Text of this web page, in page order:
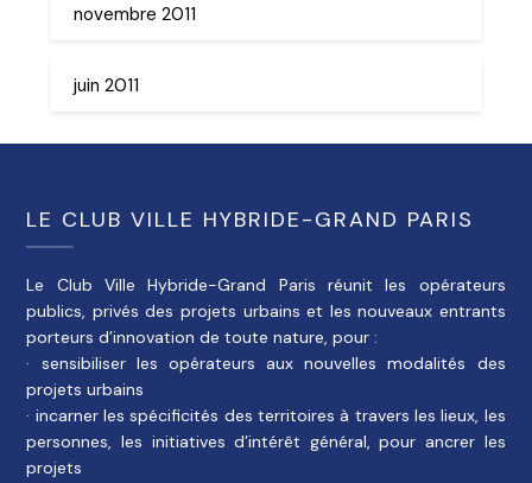
novembre 2011
juin 2011
LE CLUB VILLE HYBRIDE-GRAND PARIS
Le Club Ville Hybride-Grand Paris réunit les opérateurs
publics, privés des projets urbains et les nouveaux entrants
porteurs d’innovation de toute nature, pour :
· sensibiliser les opérateurs aux nouvelles modalités des
projets urbains
· incarner les spécificités des territoires à travers les lieux, les
personnes, les initiatives d’intérêt général, pour ancrer les
projets